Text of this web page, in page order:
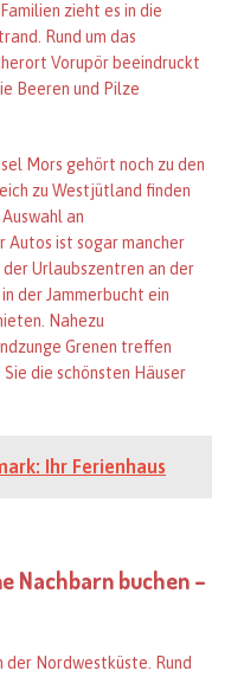
zieht es in die
Rund um das
Vorupör beeindruckt
Beeren und Pilze
Mors gehört noch zu den
zu Westjütland finden
an
Autos ist sogar mancher
Urlaubszentren an der
der Jammerbucht ein
Nahezu
Grenen treffen
die schönsten Häuser
Ihr Ferienhaus
Nachbarn buchen –
Nordwestküste. Rund